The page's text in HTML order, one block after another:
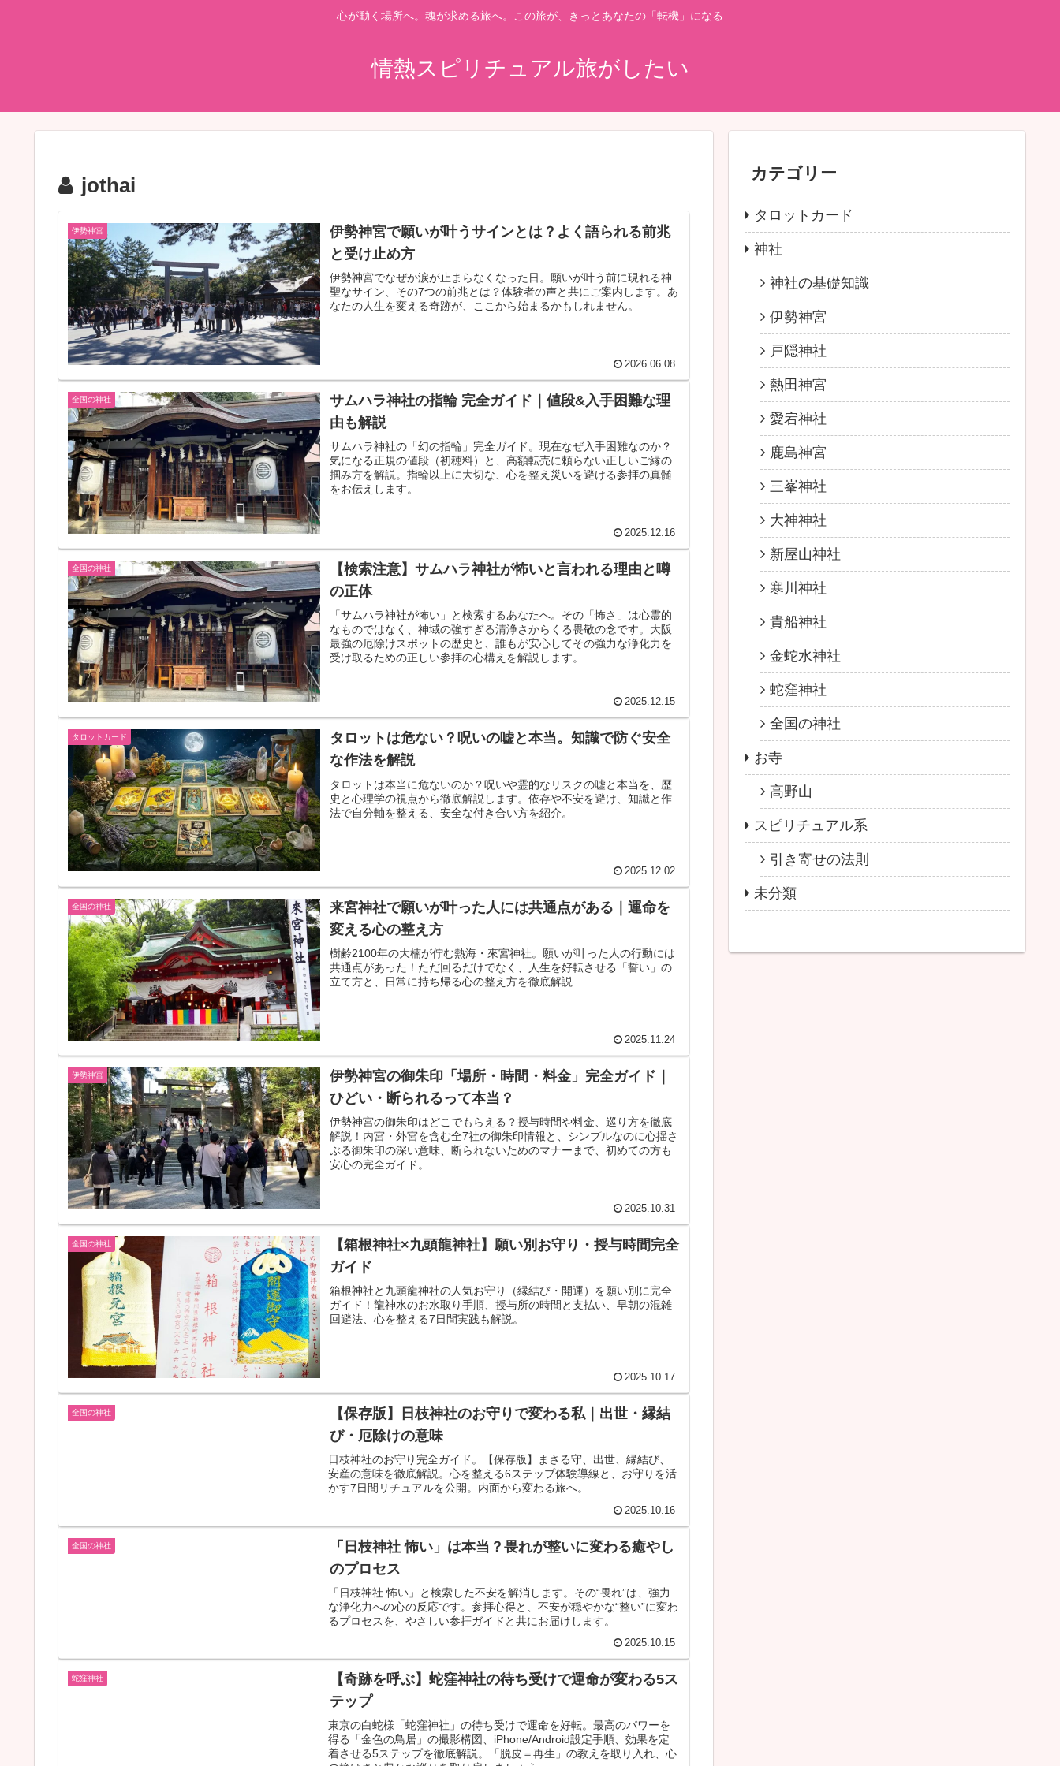
心が動く場所へ。魂が求める旅へ。この旅が、きっとあなたの「転機」になる
情熱スピリチュアル旅がしたい
jothai
伊勢神宮
伊勢神宮で願いが叶うサインとは？よく語られる前兆
と受け止め方
伊勢神宮でなぜか涙が止まらなくなった日。願いが叶う前に現れる神
聖なサイン、その7つの前兆とは？体験者の声と共にご案内します。あ
なたの人生を変える奇跡が、ここから始まるかもしれません。
2026.06.08
全国の神社
サムハラ神社の指輪 完全ガイド｜値段&入手困難な理
由も解説
サムハラ神社の「幻の指輪」完全ガイド。現在なぜ入手困難なのか？
気になる正規の値段（初穂料）と、高額転売に頼らない正しいご縁の
掴み方を解説。指輪以上に大切な、心を整え災いを避ける参拝の真髄
をお伝えします。
2025.12.16
全国の神社
【検索注意】サムハラ神社が怖いと言われる理由と噂
の正体
「サムハラ神社が怖い」と検索するあなたへ。その「怖さ」は心霊的
なものではなく、神域の強すぎる清浄さからくる畏敬の念です。大阪
最強の厄除けスポットの歴史と、誰もが安心してその強力な浄化力を
受け取るための正しい参拝の心構えを解説します。
2025.12.15
タロットカード
タロットは危ない？呪いの嘘と本当。知識で防ぐ安全
な作法を解説
タロットは本当に危ないのか？呪いや霊的なリスクの嘘と本当を、歴
史と心理学の視点から徹底解説します。依存や不安を避け、知識と作
法で自分軸を整える、安全な付き合い方を紹介。
2025.12.02
全国の神社
来宮神社で願いが叶った人には共通点がある｜運命を
変える心の整え方
樹齢2100年の大楠が佇む熱海・來宮神社。願いが叶った人の行動には
共通点があった！ただ回るだけでなく、人生を好転させる「誓い」の
立て方と、日常に持ち帰る心の整え方を徹底解説
2025.11.24
伊勢神宮
伊勢神宮の御朱印「場所・時間・料金」完全ガイド｜
ひどい・断られるって本当？
伊勢神宮の御朱印はどこでもらえる？授与時間や料金、巡り方を徹底
解説！内宮・外宮を含む全7社の御朱印情報と、シンプルなのに心揺さ
ぶる御朱印の深い意味、断られないためのマナーまで、初めての方も
安心の完全ガイド。
2025.10.31
全国の神社
【箱根神社×九頭龍神社】願い別お守り・授与時間完全
ガイド
箱根神社と九頭龍神社の人気お守り（縁結び・開運）を願い別に完全
ガイド！龍神水のお水取り手順、授与所の時間と支払い、早朝の混雑
回避法、心を整える7日間実践も解説。
2025.10.17
全国の神社
【保存版】日枝神社のお守りで変わる私｜出世・縁結
び・厄除けの意味
日枝神社のお守り完全ガイド。【保存版】まさる守、出世、縁結び、
安産の意味を徹底解説。心を整える6ステップ体験導線と、お守りを活
かす7日間リチュアルを公開。内面から変わる旅へ。
2025.10.16
全国の神社
「日枝神社 怖い」は本当？畏れが整いに変わる癒やし
のプロセス
「日枝神社 怖い」と検索した不安を解消します。その“畏れ”は、強力
な浄化力への心の反応です。参拝心得と、不安が穏やかな“整い”に変わ
るプロセスを、やさしい参拝ガイドと共にお届けします。
2025.10.15
蛇窪神社
【奇跡を呼ぶ】蛇窪神社の待ち受けで運命が変わる5ス
テップ
東京の白蛇様「蛇窪神社」の待ち受けで運命を好転。最高のパワーを
得る「金色の鳥居」の撮影構図、iPhone/Android設定手順、効果を定
着させる5ステップを徹底解説。「脱皮＝再生」の教えを取り入れ、心
カテゴリー
タロットカード
神社
神社の基礎知識
伊勢神宮
戸隠神社
熱田神宮
愛宕神社
鹿島神宮
三峯神社
大神神社
新屋山神社
寒川神社
貴船神社
金蛇水神社
蛇窪神社
全国の神社
お寺
高野山
スピリチュアル系
引き寄せの法則
未分類